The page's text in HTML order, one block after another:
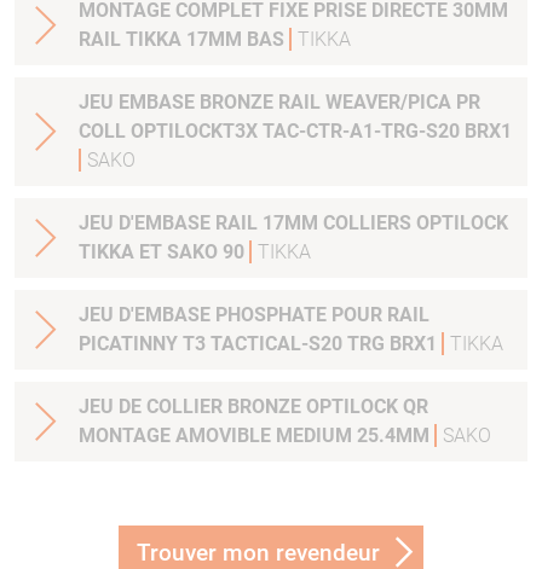
MONTAGE COMPLET FIXE PRISE DIRECTE 30MM
RAIL TIKKA 17MM BAS
TIKKA
JEU EMBASE BRONZE RAIL WEAVER/PICA PR
COLL OPTILOCKT3X TAC-CTR-A1-TRG-S20 BRX1
SAKO
JEU D'EMBASE RAIL 17MM COLLIERS OPTILOCK
TIKKA ET SAKO 90 TIKKA
JEU D'EMBASE PHOSPHATE POUR RAIL
PICATINNY T3 TACTICAL-S20 TRG BRX1
TIKKA
JEU DE COLLIER BRONZE OPTILOCK QR
MONTAGE AMOVIBLE MEDIUM 25.4MM
SAKO
Trouver mon revendeur